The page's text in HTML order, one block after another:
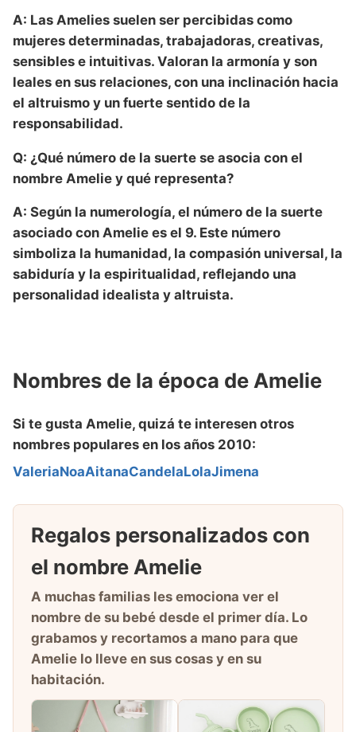
A: Las Amelies suelen ser percibidas como
mujeres determinadas, trabajadoras, creativas,
sensibles e intuitivas. Valoran la armonía y son
leales en sus relaciones, con una inclinación hacia
el altruismo y un fuerte sentido de la
responsabilidad.
Q: ¿Qué número de la suerte se asocia con el
nombre Amelie y qué representa?
A: Según la numerología, el número de la suerte
asociado con Amelie es el 9. Este número
simboliza la humanidad, la compasión universal, la
sabiduría y la espiritualidad, reflejando una
personalidad idealista y altruista.
Nombres de la época de Amelie
Si te gusta Amelie, quizá te interesen otros
nombres populares en los años 2010:
ValeriaNoaAitanaCandelaLolaJimena
Regalos personalizados con
el nombre Amelie
A muchas familias les emociona ver el
nombre de su bebé desde el primer día. Lo
grabamos y recortamos a mano para que
Amelie lo lleve en sus cosas y en su
habitación.